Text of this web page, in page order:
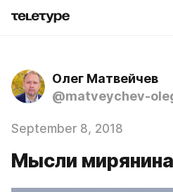
Олег Матвейчев
@matveychev-
September 8, 2018
Мысли